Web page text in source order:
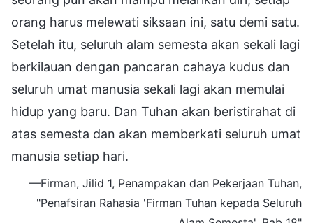
orang harus melewati siksaan ini, satu demi satu.
Setelah itu, seluruh alam semesta akan sekali lagi
berkilauan dengan pancaran cahaya kudus dan
seluruh umat manusia sekali lagi akan memulai
hidup yang baru. Dan Tuhan akan beristirahat di
atas semesta dan akan memberkati seluruh umat
manusia setiap hari.
—Firman, Jilid 1, Penampakan dan Pekerjaan Tuhan,
"Penafsiran Rahasia 'Firman Tuhan kepada Seluruh